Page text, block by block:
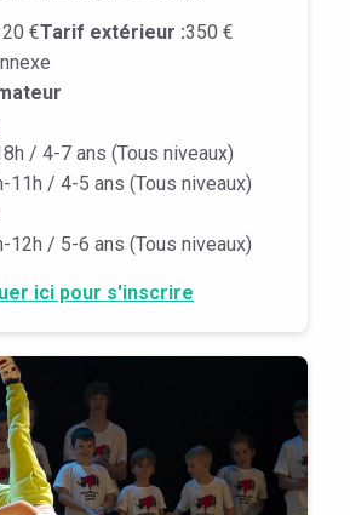
€Tarif extérieur :350 €
/ 4-7 ans (Tous niveaux)
11h / 4-5 ans (Tous niveaux)
12h / 5-6 ans (Tous niveaux)
ici pour s'inscrire